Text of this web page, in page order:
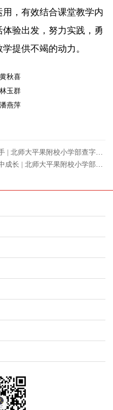
，有效结合课堂教学内
验出发，努力实践，勇
提供不竭的动力。
秋喜
玉群
燕萍
师大平果附校小学部查字典比赛
师大平果附校小学部口算大王竞赛活动